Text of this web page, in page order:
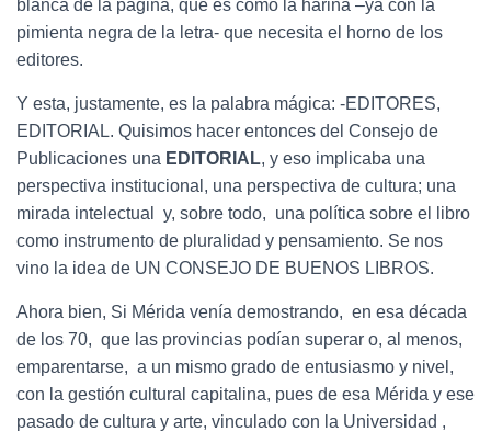
blanca de la página, que es como la harina –ya con la
pimienta negra de la letra- que necesita el horno de los
editores.
Y esta, justamente, es la palabra mágica: -EDITORES,
EDITORIAL. Quisimos hacer entonces del Consejo de
Publicaciones una EDITORIAL, y eso implicaba una
perspectiva institucional, una perspectiva de cultura; una
mirada intelectual y, sobre todo, una política sobre el libro
como instrumento de pluralidad y pensamiento. Se nos
vino la idea de UN CONSEJO DE BUENOS LIBROS.
Ahora bien, Si Mérida venía demostrando, en esa década
de los 70, que las provincias podían superar o, al menos,
emparentarse, a un mismo grado de entusiasmo y nivel,
con la gestión cultural capitalina, pues de esa Mérida y ese
pasado de cultura y arte, vinculado con la Universidad ,